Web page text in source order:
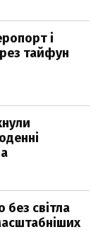
і
тайфун
світла